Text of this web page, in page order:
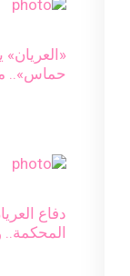
حماس»..
دفاع
المحكمة..